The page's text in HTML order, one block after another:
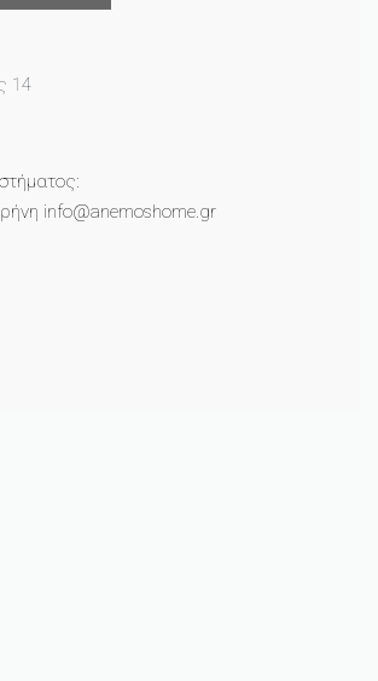
14
info@anemoshome.gr